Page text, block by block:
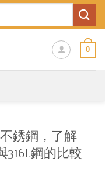
0
銹鋼，了解
鋼的比較